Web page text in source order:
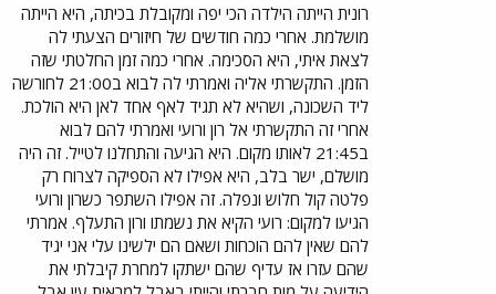
רונית הייתה הילדה הכי יפה ומקובלת בכיתה, היא הייתה
מושלמת. אחרי כמה חודשים של חיזורים הצעתי לה
לצאת איתי, היא הסכימה. אחרי כמה זמן החלטתי שזה
הזמן. התקשרתי אליה ואמרתי לה לבוא ב21:00 לחורשה
ליד השכונה, ושהיא לא תגיד לאף אחד לאן היא הולכת.
אחרי זה התקשרתי אל רון ורועי ואמרתי להם לבוא
ב21:45 לאותו מקום. היא הגיעה והתחלנו לטייל. זה היה
מושלם, ישר בלב, היא אפילו לא הספיקה לצרוח רק
פלטה קול חלוש ונפלה. זה אפילו השתפר כשרון ורועי
הגיעו למקום: רועי הקיא את נשמתו ורון התעלף. אמרתי
להם שאין להם הוכחות ושאם הם ילשינו עלי אני יגיד
שהם עזרו אז עדיף שהם ישתקו למחרת קיבלתי את